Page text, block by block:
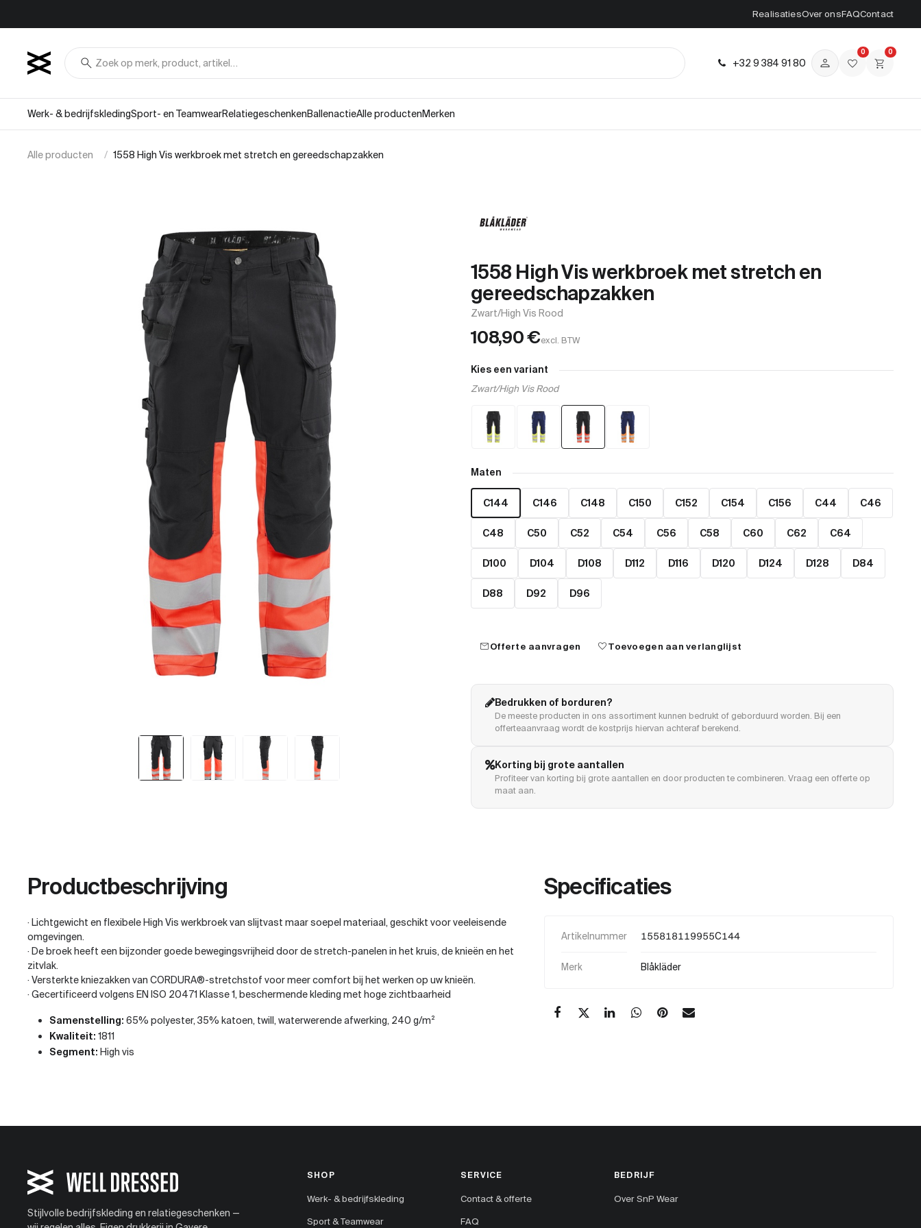
RealisatiesOver onsFAQContact
search
0
0
+32 9 384 91 80
Werk- & bedrijfskledingSport- en TeamwearRelatiegeschenkenBallenactieAlle productenMerken
Alle producten 1558 High Vis werkbroek met stretch en gereedschapzakken
1558 High Vis werkbroek met stretch en
gereedschapzakken
Zwart/High Vis Rood
108,90€excl. BTW
Kies een variant
Zwart/High Vis Rood
Maten
C144 C146 C148 C150 C152 C154 C156 C44 C46
C48 C50 C52 C54 C56 C58 C60 C62 C64
D100 D104 D108 D112 D116 D120 D124 D128 D84
D88 D92 D96
mailOfferte aanvragen favoriteToevoegen aan verlanglijst
Bedrukken of borduren?
De meeste producten in ons assortiment kunnen bedrukt of geborduurd worden. Bij een
offerteaanvraag wordt de kostprijs hiervan achteraf berekend.
Korting bij grote aantallen
Profiteer van korting bij grote aantallen en door producten te combineren. Vraag een offerte op
maat aan.
Productbeschrijving
· Lichtgewicht en flexibele High Vis werkbroek van slijtvast maar soepel materiaal, geschikt voor veeleisende
omgevingen.
· De broek heeft een bijzonder goede bewegingsvrijheid door de stretch-panelen in het kruis, de knieën en het
zitvlak.
· Versterkte kniezakken van CORDURA®-stretchstof voor meer comfort bij het werken op uw knieën.
· Gecertificeerd volgens EN ISO 20471 Klasse 1, beschermende kleding met hoge zichtbaarheid
Samenstelling: 65% polyester, 35% katoen, twill, waterwerende afwerking, 240 g/m²
Kwaliteit: 1811
Segment: High vis
Specificaties
Artikelnummer 155818119955C144
Merk Blåkläder
Stijlvolle bedrijfskleding en relatiegeschenken —
SHOP
Werk- & bedrijfskleding
Sport & Teamwear
SERVICE
Contact & offerte
FAQ
BEDRIJF
Over SnP Wear